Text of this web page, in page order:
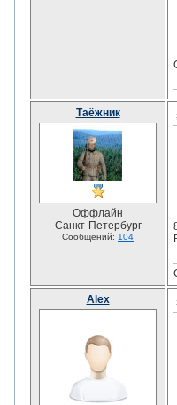
Таёжник
Оффлайн
Санкт-Петербург
Сообщений: 104
Alex